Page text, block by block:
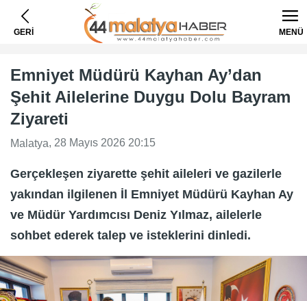
GERİ MENÜ
Emniyet Müdürü Kayhan Ay’dan
Şehit Ailelerine Duygu Dolu Bayram
Ziyareti
Malatya, 28 Mayıs 2026 20:15
Gerçekleşen ziyarette şehit aileleri ve gazilerle
yakından ilgilenen İl Emniyet Müdürü Kayhan Ay
ve Müdür Yardımcısı Deniz Yılmaz, ailelerle
sohbet ederek talep ve isteklerini dinledi.